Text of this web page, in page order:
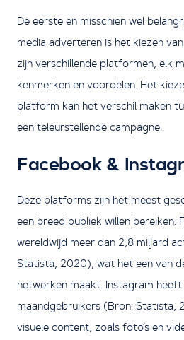
De eerste en misschien wel
media adverteren is het kiezen
zijn verschillende platformen, elk
kenmerken en voordelen. Het
platform kan het verschil maken
een teleurstellende campagne.
Facebook &
Deze platforms zijn het meest
een breed publiek willen bereiken.
wereldwijd meer dan 2,8 miljard
Statista, 2020), wat het een van
netwerken maakt. Instagram
maandgebruikers (Bron: Statista,
visuele content, zoals foto’s en